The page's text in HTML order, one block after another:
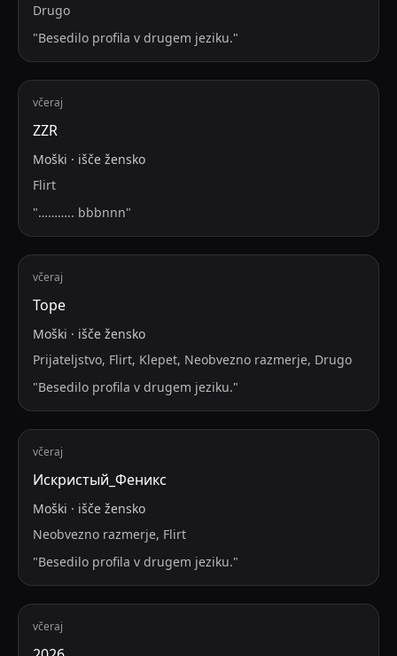
Drugo
"Besedilo profila v drugem jeziku."
včeraj
ZZR
Moški · išče žensko
Flirt
"……….. bbbnnn"
včeraj
Торе
Moški · išče žensko
Prijateljstvo, Flirt, Klepet, Neobvezno razmerje, Drugo
"Besedilo profila v drugem jeziku."
včeraj
Искристый_Феникс
Moški · išče žensko
Neobvezno razmerje, Flirt
"Besedilo profila v drugem jeziku."
včeraj